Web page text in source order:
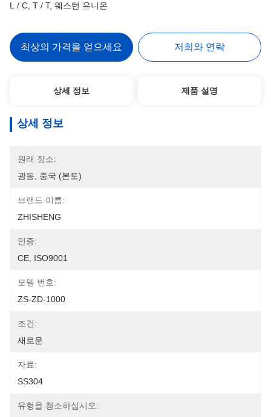
L / C, T / T, 웨스턴 유니온
최상의 가격을 얻으세요 저희와 연락
상세 정보 제품 설명
상세 정보
원래 장소:
광동, 중국 (본토)
브랜드 이름:
ZHISHENG
인증:
CE, ISO9001
모델 번호:
ZS-ZD-1000
조건:
새로운
자료:
SS304
유형을 청소하십시오: